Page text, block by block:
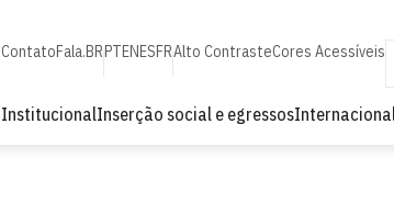
ContatoFala.BRPTENESFRAlto ContrasteCores Acessíveis
InstitucionalInserção social e egressos